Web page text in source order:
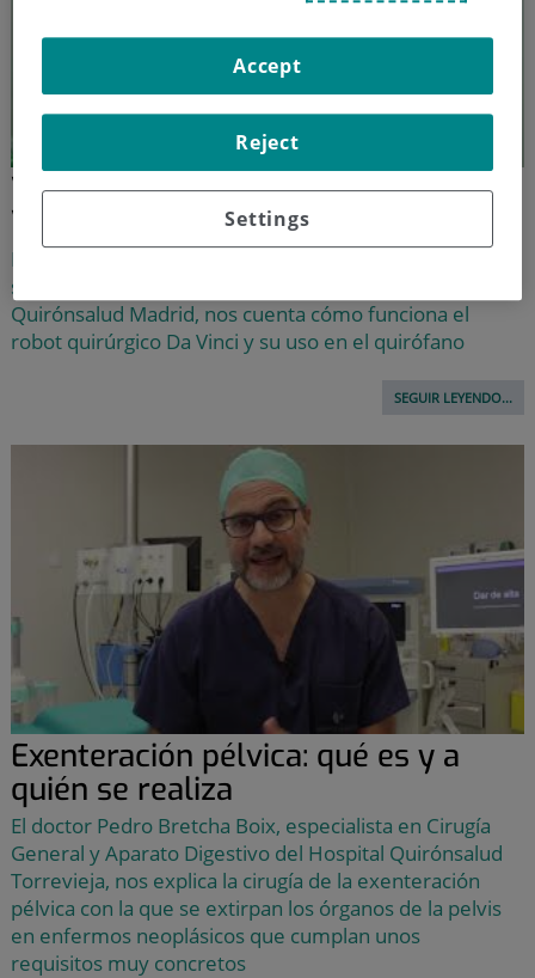
Ventajas del robot quirúrgico Da
Vinci en cirugía torácica
El doctor Francisco Javier Moradiellos Díez, jefe del
servicio de Cirugía Torácica del Hospital Universitario
Quirónsalud Madrid, nos cuenta cómo funciona el
robot quirúrgico Da Vinci y su uso en el quirófano
SEGUIR LEYENDO...
Exenteración pélvica: qué es y a
quién se realiza
El doctor Pedro Bretcha Boix, especialista en Cirugía
General y Aparato Digestivo del Hospital Quirónsalud
Torrevieja, nos explica la cirugía de la exenteración
pélvica con la que se extirpan los órganos de la pelvis
en enfermos neoplásicos que cumplan unos
requisitos muy concretos
Settings
Reject
Accept